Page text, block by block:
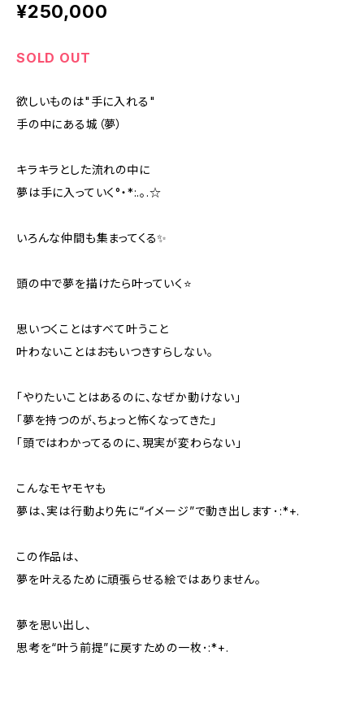
¥250,000
SOLD OUT
欲しいものは"手に入れる"
手の中にある城（夢）
キラキラとした流れの中に
夢は手に入っていく°・*:.。.☆
いろんな仲間も集まってくる✨️
頭の中で夢を描けたら叶っていく⭐️
思いつくことはすべて叶うこと
叶わないことはおもいつきすらしない。
「やりたいことはあるのに、なぜか動けない」
「夢を持つのが、ちょっと怖くなってきた」
「頭ではわかってるのに、現実が変わらない」
こんなモヤモヤも
夢は、実は行動より先に“イメージ”で動き出します･:*+.
この作品は、
夢を叶えるために頑張らせる絵ではありません。
夢を思い出し、
思考を“叶う前提”に戻すための一枚･:*+.